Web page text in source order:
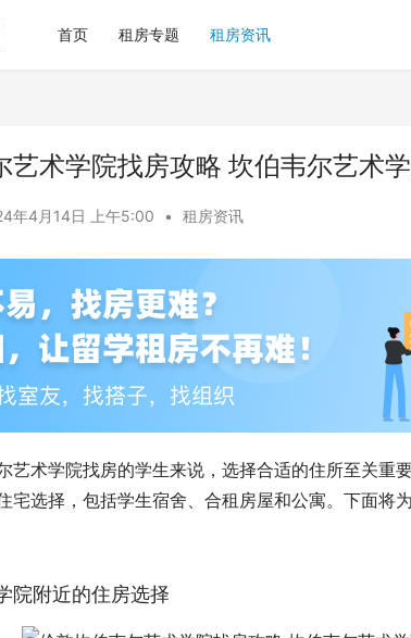
首页 租房专题 租房资讯
艺术学院找房攻略 坎伯韦尔艺术
年4月14日 上午5:00 • 租房资讯
艺术学院找房的学生来说，选择合适的住所至关重
宅选择，包括学生宿舍、合租房屋和公寓。下面将
院附近的住房选择